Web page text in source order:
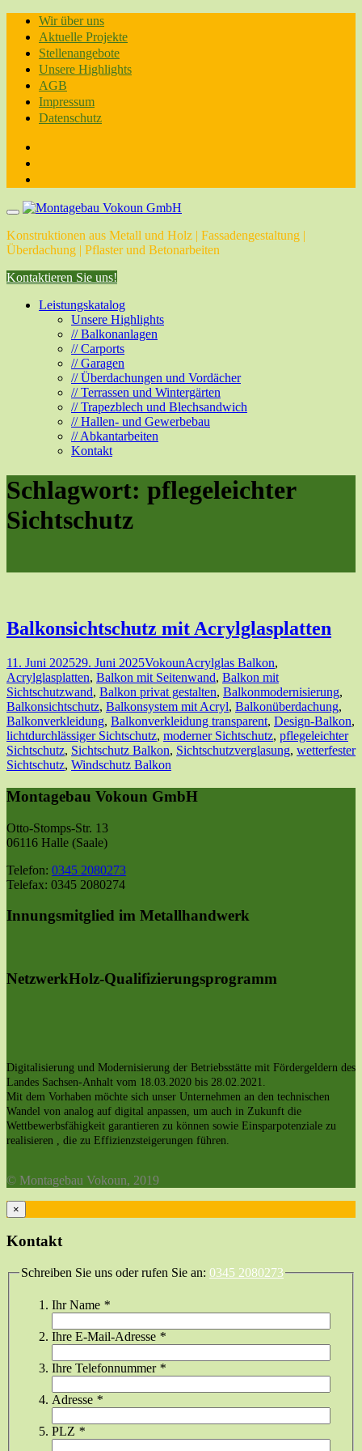
Skip
content
Wir über uns
Aktuelle Projekte
Stellenangebote
Unsere Highlights
AGB
Impressum
Datenschutz
Konstruktionen aus Metall und Holz | Fassadengestaltung |
Überdachung | Pflaster und Betonarbeiten
Kontaktieren Sie uns!
Leistungskatalog
Unsere Highlights
// Balkonanlagen
// Carports
// Garagen
// Überdachungen und Vordächer
// Terrassen und Wintergärten
// Trapezblech und Blechsandwich
// Hallen- und Gewerbebau
// Abkantarbeiten
Kontakt
Schlagwort: pflegeleichter
Sichtschutz
Balkonsichtschutz mit Acrylglasplatten
11. Juni 202529. Juni 2025VokounAcrylglas Balkon,
Acrylglasplatten, Balkon mit Seitenwand, Balkon mit
Sichtschutzwand, Balkon privat gestalten, Balkonmodernisierung,
Balkonsichtschutz, Balkonsystem mit Acryl, Balkonüberdachung,
Balkonverkleidung, Balkonverkleidung transparent, Design-Balkon,
lichtdurchlässiger Sichtschutz, moderner Sichtschutz, pflegeleichter
Sichtschutz, Sichtschutz Balkon, Sichtschutzverglasung, wetterfester
Sichtschutz, Windschutz Balkon
Montagebau Vokoun GmbH
Otto-Stomps-Str. 13
06116 Halle (Saale)
Telefon: 0345 2080273
Telefax: 0345 2080274
Innungsmitglied im Metallhandwerk
NetzwerkHolz-Qualifizierungsprogramm
Digitalisierung und Modernisierung der Betriebsstätte mit Fördergeldern des
Landes Sachsen-Anhalt vom 18.03.2020 bis 28.02.2021.
Mit dem Vorhaben möchte sich unser Unternehmen an den technischen
Wandel von analog auf digital anpassen, um auch in Zukunft die
Wettbewerbsfähigkeit garantieren zu können sowie Einsparpotenziale zu
realisieren , die zu Effizienzsteigerungen führen.
© Montagebau Vokoun, 2019
×
Kontakt
Schreiben Sie uns oder rufen Sie an: 0345 2080273
Ihr Name *
Ihre E-Mail-Adresse *
Ihre Telefonnummer *
Adresse *
PLZ *